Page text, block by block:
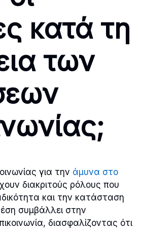
κατά τη
των
για την άμυνα στο
διακριτούς ρόλους που
και την κατάσταση
συμβάλλει στην
διασφαλίζοντας ότι